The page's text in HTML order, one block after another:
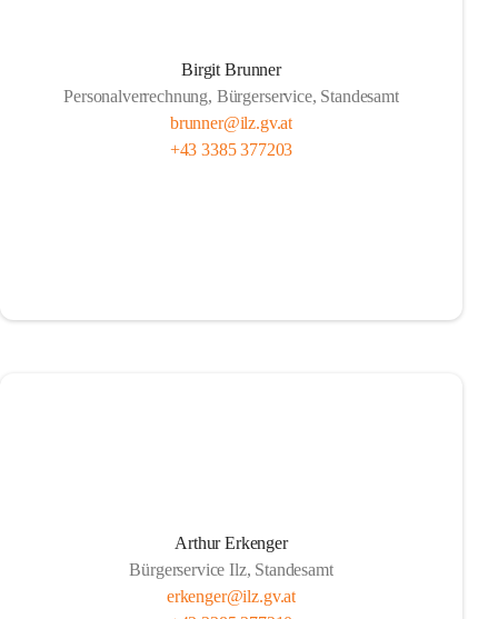
Birgit Brunner
Personalverrechnung, Bürgerservice, Standesamt
brunner@ilz.gv.at
+43 3385 377203
Arthur Erkenger
Bürgerservice Ilz, Standesamt
erkenger@ilz.gv.at